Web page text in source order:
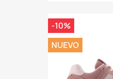
-10%
NUEVO